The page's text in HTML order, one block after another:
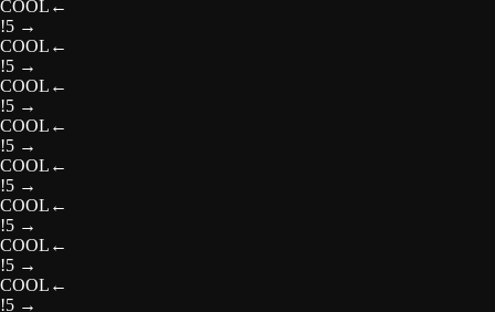
COOL ←
!5 →
COOL ←
!5 →
COOL ←
!5 →
COOL ←
!5 →
COOL ←
!5 →
COOL ←
!5 →
COOL ←
!5 →
COOL ←
!5 →